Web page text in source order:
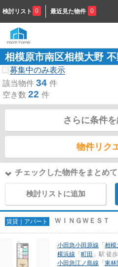
検討リスト 0 最近見た物件 0
相模原市南区相模大野
募集中のみ表示
該当物件 34 件
空き数 22 件
さらに条件
物件リク
チェックした物件をまとめて
検討リストに追加
賃貸｜アパート ＷＩＮＧＷＥＳＴ
小田急小田原線 「 相模
横浜線 「 町田 」駅 徒
小田急江ノ島線 「 東林